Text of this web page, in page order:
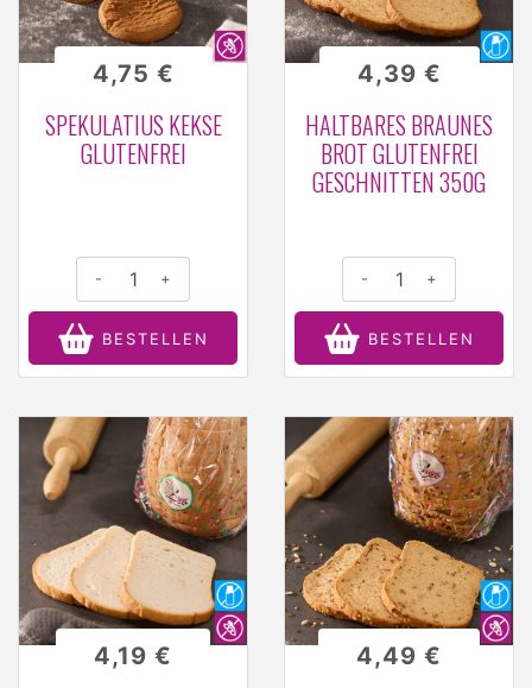
SPEKULATIUS KEKSE
GLUTENFREI
4,75 €
- +
BESTELLEN
HALTBARES BRAUNES
BROT GLUTENFREI
GESCHNITTEN 350G
4,39 €
- +
BESTELLEN
4,19 € 4,49 €